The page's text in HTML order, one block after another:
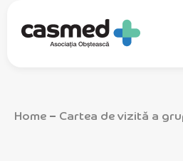
Home – Cartea de vizită a